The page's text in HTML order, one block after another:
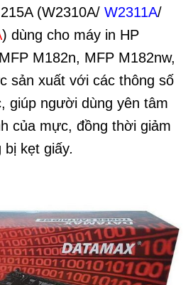
(W2310A/ W2311A/
) dùng cho máy in HP
M182n, MFP M182nw,
sản xuất với các thông số
giúp người dùng yên tâm
của mực, đồng thời giảm
bị kẹt giấy.